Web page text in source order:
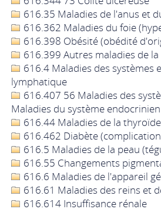
616.35 Maladies de l'anus et
616.362 Maladies du foie
616.398 Obésité (obédité
616.399 Autres maladies de
616.4 Maladies des
lymphatique
616.407 56 Maladies des
Maladies du système
616.44 Maladies de la
616.462 Diabète
616.5 Maladies de la peau
616.55 Changements
616.6 Maladies de l'appareil
616.61 Maladies des reins et
616.614 Insuffisance rénale